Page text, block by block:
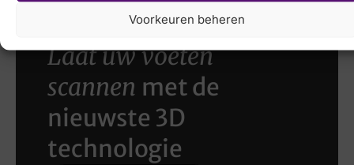
Voorkeuren beheren
Laat uw voeten
scannen met de
nieuwste 3D
technologie